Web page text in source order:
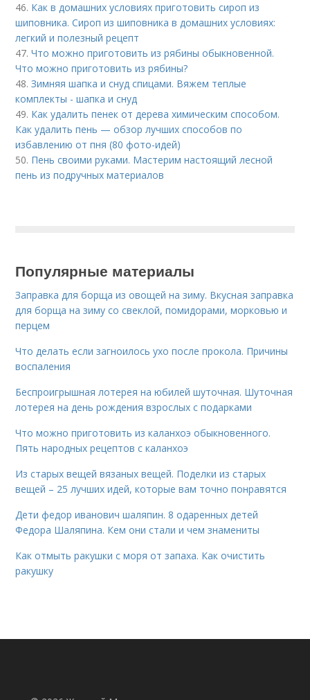
46. Как в домашних условиях приготовить сироп из
шиповника. Сироп из шиповника в домашних условиях:
легкий и полезный рецепт
47.Что можно приготовить из рябины обыкновенной.
Что можно приготовить из рябины?
48.Зимняя шапка и снуд спицами. Вяжем теплые
комплекты - шапка и снуд
49. Как удалить пенек от дерева химическим способом.
Как удалить пень — обзор лучших способов по
избавлению от пня (80 фото-идей)
50. Пень своими руками. Мастерим настоящий лесной
пень из подручных материалов
Популярные материалы
Заправка для борща из овощей на зиму. Вкусная заправка
для борща на зиму со свеклой, помидорами, морковью и
перцем
Что делать если загноилось ухо после прокола. Причины
воспаления
Беспроигрышная лотерея на юбилей шуточная. Шуточная
лотерея на день рождения взрослых с подарками
Что можно приготовить из каланхоэ обыкновенного.
Пять народных рецептов с каланхоэ
Из старых вещей вязаных вещей. Поделки из старых
вещей – 25 лучших идей, которые вам точно понравятся
Дети федор иванович шаляпин. 8 одаренных детей
Федора Шаляпина. Кем они стали и чем знамениты
Как отмыть ракушки с моря от запаха. Как очистить
ракушку